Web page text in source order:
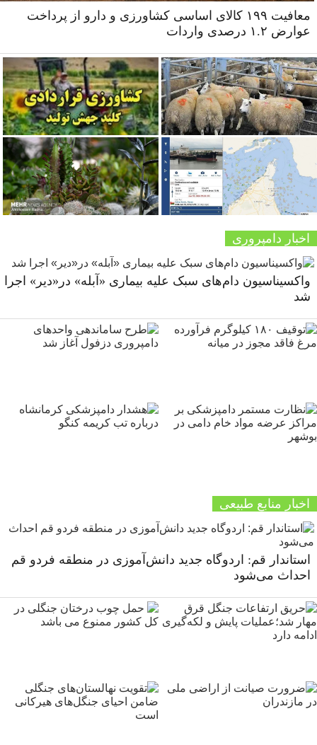
معافیت ۱۹۹ کالای اساسی کشاورزی و دارو از پرداخت
عوارض ۱.۲ درصدی واردات
اخبار دامپروری
واکسیناسیون دام‌های سبک علیه بیماری «آبله» در«دیر» اجرا
شد
اخبار منابع طبیعی
استاندار قم: اردوگاه جدید دانش‌آموزی در منطقه فردو قم
احداث می‌شود